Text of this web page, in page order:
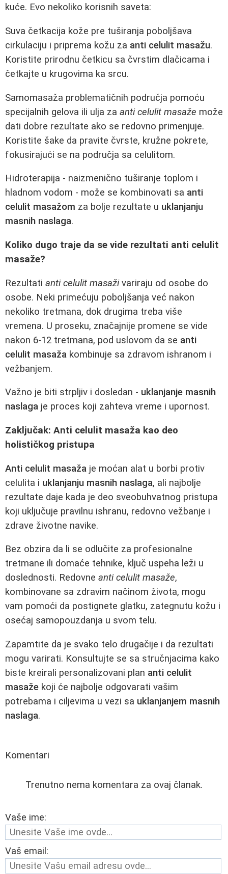
kuće. Evo nekoliko korisnih saveta:
Suva četkacija kože pre tuširanja poboljšava
cirkulaciju i priprema kožu za anti celulit masažu.
Koristite prirodnu četkicu sa čvrstim dlačicama i
četkajte u krugovima ka srcu.
Samomasaža problematičnih područja pomoću
specijalnih gelova ili ulja za anti celulit masaže može
dati dobre rezultate ako se redovno primenjuje.
Koristite šake da pravite čvrste, kružne pokrete,
fokusirajući se na područja sa celulitom.
Hidroterapija - naizmenično tuširanje toplom i
hladnom vodom - može se kombinovati sa anti
celulit masažom za bolje rezultate u uklanjanju
masnih naslaga.
Koliko dugo traje da se vide rezultati anti celulit
masaže?
Rezultati anti celulit masaživariraju od osobe do
osobe. Neki primećuju poboljšanja već nakon
nekoliko tretmana, dok drugima treba više
vremena. U proseku, značajnije promene se vide
nakon 6-12 tretmana, pod uslovom da se anti
celulit masaža kombinuje sa zdravom ishranom i
vežbanjem.
Važno je biti strpljiv i dosledan - uklanjanje masnih
naslaga je proces koji zahteva vreme i upornost.
Zaključak: Anti celulit masaža kao deo
holističkog pristupa
Anti celulit masaža je moćan alat u borbi protiv
celulita i uklanjanju masnih naslaga, ali najbolje
rezultate daje kada je deo sveobuhvatnog pristupa
koji uključuje pravilnu ishranu, redovno vežbanje i
zdrave životne navike.
Bez obzira da li se odlučite za profesionalne
tretmane ili domaće tehnike, ključ uspeha leži u
doslednosti. Redovne anti celulit masaže,
kombinovane sa zdravim načinom života, mogu
vam pomoći da postignete glatku, zategnutu kožu i
osećaj samopouzdanja u svom telu.
Zapamtite da je svako telo drugačije i da rezultati
mogu varirati. Konsultujte se sa stručnjacima kako
biste kreirali personalizovani plan anti celulit
masaže koji će najbolje odgovarati vašim
potrebama i ciljevima u vezi sa uklanjanjem masnih
naslaga.
Komentari
Trenutno nema komentara za ovaj članak.
Vaše ime:
Vaš email: